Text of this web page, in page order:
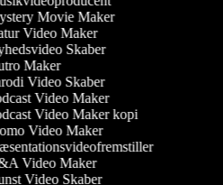
Movie Maker
Video Maker
Skaber
Maker
Video Skaber
Video Maker
Video Maker kopi
Video Maker
Video Maker
Video Skaber